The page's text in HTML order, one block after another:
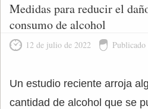
Medidas para reducir el
consumo de alcohol
12 de julio de 2022
Un estudio reciente arroja
cantidad de alcohol que se